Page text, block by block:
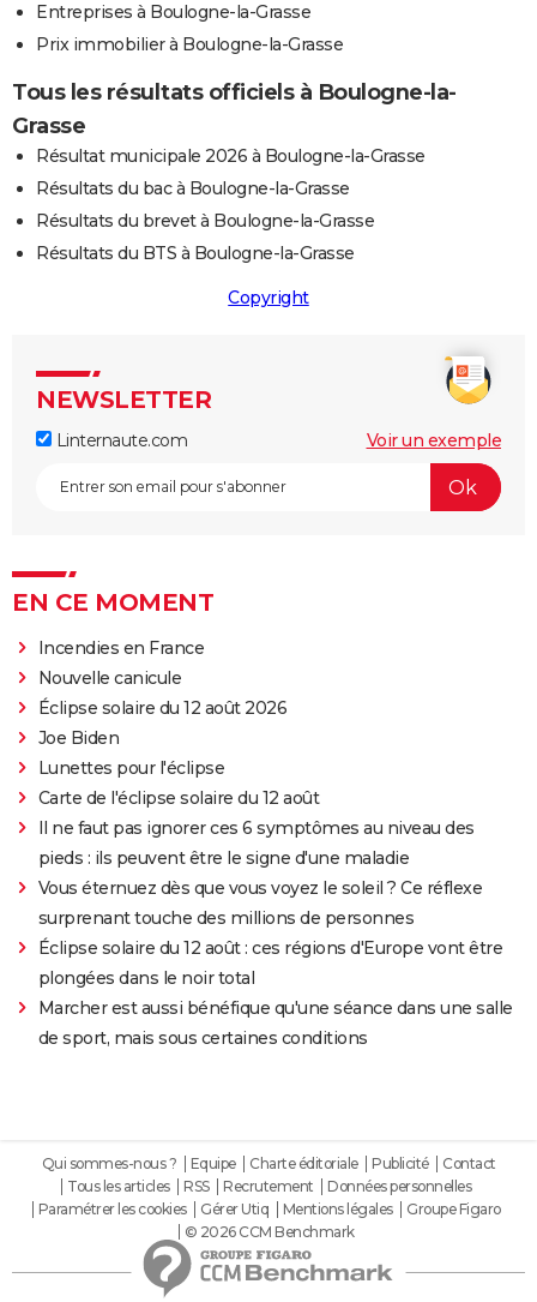
Entreprises à Boulogne-la-Grasse
Prix immobilier à Boulogne-la-Grasse
Tous les résultats officiels à Boulogne-la-
Grasse
Résultat municipale 2026 à Boulogne-la-Grasse
Résultats du bac à Boulogne-la-Grasse
Résultats du brevet à Boulogne-la-Grasse
Résultats du BTS à Boulogne-la-Grasse
Copyright
NEWSLETTER
Linternaute.com Voir un exemple
EN CE MOMENT
Incendies en France
Nouvelle canicule
Éclipse solaire du 12 août 2026
Joe Biden
Lunettes pour l'éclipse
Carte de l'éclipse solaire du 12 août
Il ne faut pas ignorer ces 6 symptômes au niveau des
pieds : ils peuvent être le signe d'une maladie
Vous éternuez dès que vous voyez le soleil ? Ce réflexe
surprenant touche des millions de personnes
Éclipse solaire du 12 août : ces régions d'Europe vont être
plongées dans le noir total
Marcher est aussi bénéfique qu'une séance dans une salle
de sport, mais sous certaines conditions
Qui sommes-nous ? Equipe Charte éditoriale Publicité
Contact
Tous les articles
RSS Recrutement
Données personnelles
Paramétrer les cookies
Gérer Utiq Mentions légales
Groupe Figaro
© 2026 CCM Benchmark